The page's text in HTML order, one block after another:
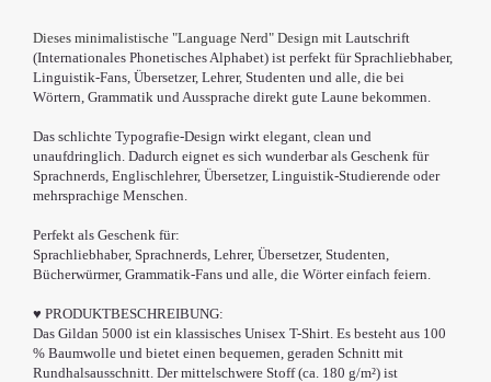
Dieses minimalistische "Language Nerd" Design mit Lautschrift
(Internationales Phonetisches Alphabet) ist perfekt für Sprachliebhaber,
Linguistik-Fans, Übersetzer, Lehrer, Studenten und alle, die bei
Wörtern, Grammatik und Aussprache direkt gute Laune bekommen.
Das schlichte Typografie-Design wirkt elegant, clean und
unaufdringlich. Dadurch eignet es sich wunderbar als Geschenk für
Sprachnerds, Englischlehrer, Übersetzer, Linguistik-Studierende oder
mehrsprachige Menschen.
Perfekt als Geschenk für:
Sprachliebhaber, Sprachnerds, Lehrer, Übersetzer, Studenten,
Bücherwürmer, Grammatik-Fans und alle, die Wörter einfach feiern.
♥ PRODUKTBESCHREIBUNG:
Das Gildan 5000 ist ein klassisches Unisex T-Shirt. Es besteht aus 100
% Baumwolle und bietet einen bequemen, geraden Schnitt mit
Rundhalsausschnitt. Der mittelschwere Stoff (ca. 180 g/m²) ist